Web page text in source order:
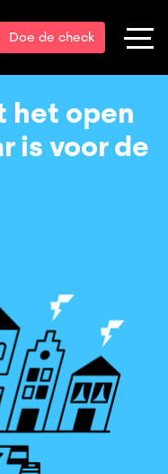
Doe de check
het open
is voor de